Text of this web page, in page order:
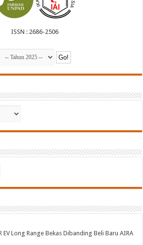
ISSN : 2686-2506
EV Long Range Bekas Dibanding Beli Baru AIRA